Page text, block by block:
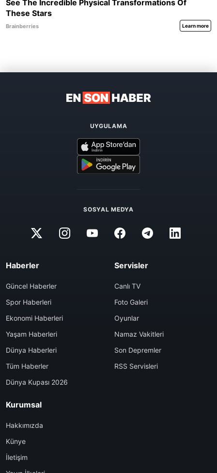
UYGULAMA
SOSYAL MEDYA
Haberler
Güncel Haberler
Spor Haberleri
Ekonomi Haberleri
Yaşam Haberleri
Dünya Haberleri
Tüm Haberler
Dünya Kupası 2026
Servisler
Canlı TV
Foto Galeri
Oyunlar
Namaz Vakitleri
Son Depremler
RSS Servisleri
Kurumsal
Hakkımızda
Künye
İletişim